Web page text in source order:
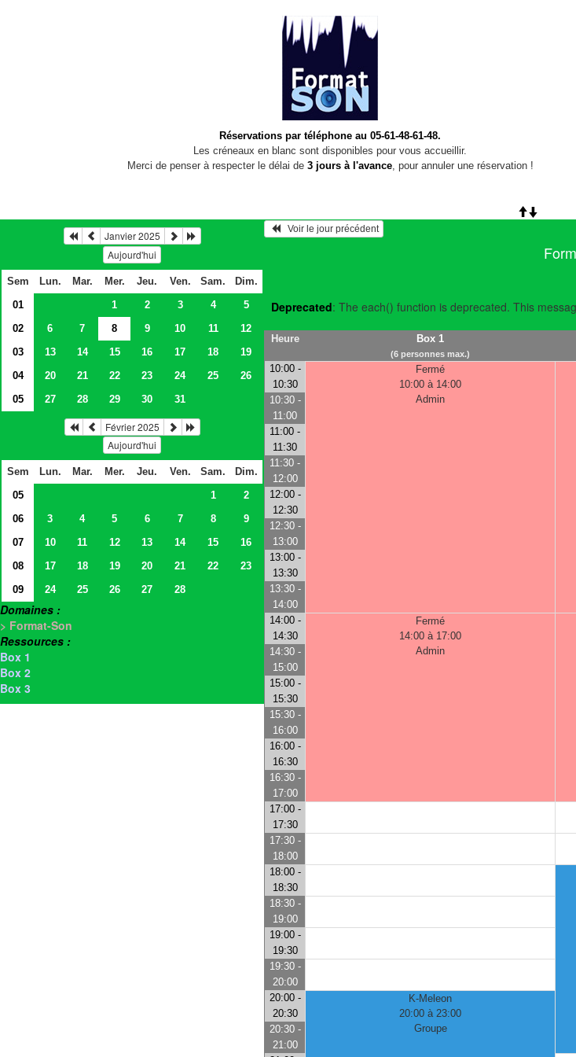
Réservations par téléphone au 05-61-48-61-48.
Les créneaux en blanc sont disponibles pour vous accueillir.
Merci de penser à respecter le délai de 3 jours à l'avance, pour annuler une réservation !
Janvier 2025
Aujourd'hui
Sem Lun. Mar. Mer. Jeu. Ven. Sam.
Dim.
01
1 2 3 4
5
02
6 7 8 9 10 11
12
03
13 14 15 16 17 18
19
04
20 21 22 23 24 25
26
05
27 28 29 30 31
Février 2025
Aujourd'hui
Sem Lun. Mar. Mer. Jeu. Ven. Sam.
Dim.
05
1
2
06
3 4 5 6 7 8
9
07
10 11 12 13 14 15
16
08
17 18 19 20 21 22
23
09
24 25 26 27 28
Domaines :
> Format-Son
Ressources :
Box 1
Box 2
Box 3
   Voir le jour précédent
Deprecated: The each() function is deprecated. This
Heure Box 1
(6 personnes max.)
10:00 -
10:30
Fermé
10:00 à 14:00
Admin
10:30 -
11:00
11:00 -
11:30
11:30 -
12:00
12:00 -
12:30
12:30 -
13:00
13:00 -
13:30
13:30 -
14:00
14:00 -
14:30
Fermé
14:00 à 17:00
Admin
14:30 -
15:00
15:00 -
15:30
15:30 -
16:00
16:00 -
16:30
16:30 -
17:00
17:00 -
17:30
17:30 -
18:00
18:00 -
18:30
18:30 -
19:00
19:00 -
19:30
19:30 -
20:00
20:00 -
20:30
K-Meleon
20:00 à 23:00
Groupe
20:30 -
21:00